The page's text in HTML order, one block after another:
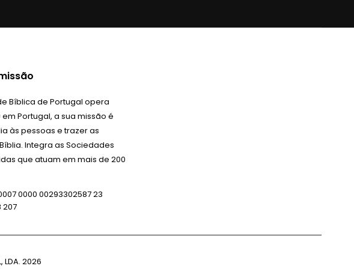
Bíblica de Portugal opera
em Portugal, a sua missão é
às pessoas e trazer as
Integra as Sociedades
que atuam em mais de 200
0000 00293302587 23
207
LDA. 2026